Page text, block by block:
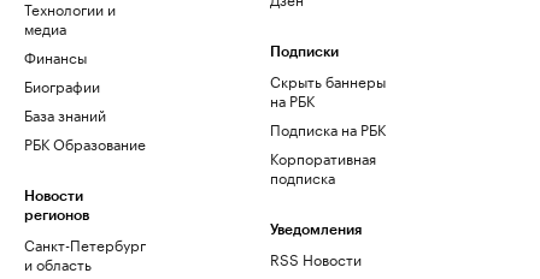
Технологии и
медиа
Финансы
Биографии
База знаний
РБК Образование
Новости
регионов
Санкт-Петербург
и область
Подписки
Скрыть баннеры
на РБК
Подписка на РБК
Корпоративная
подписка
Уведомления
RSS Новости